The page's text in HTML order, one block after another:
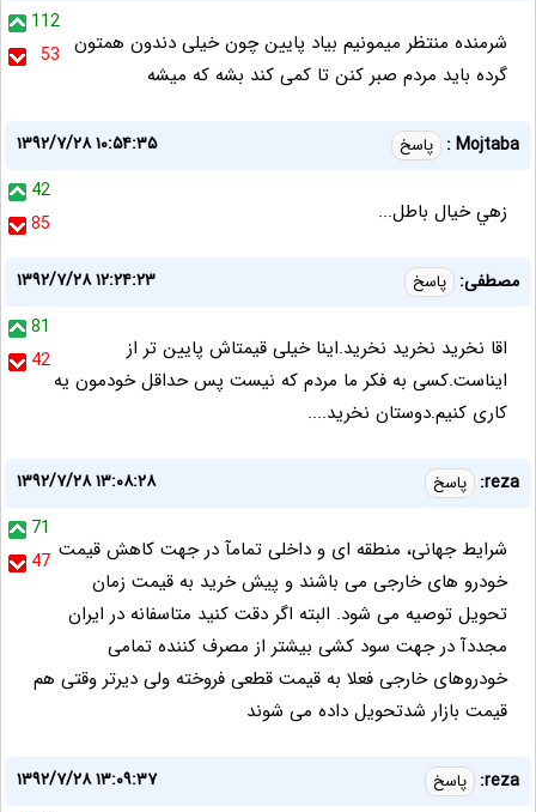
112
53 شرمنده منتظر میمونیم بیاد پایین چون خیلی دندون همتون
گرده باید مردم صبر کنن تا کمی کند بشه که میشه
Mojtaba : پاسخ
۱۳۹۲/۷/۲۸ ۱۰:۵۴:۳۵
42
85
زهي خيال باطل...
مصطفی: پاسخ
۱۳۹۲/۷/۲۸ ۱۲:۲۴:۲۳
81
42
اقا نخرید نخرید نخرید.اینا خیلی قیمتاش پایین تر از
ایناست.کسی به فکر ما مردم که نیست پس حداقل خودمون یه
کاری کنیم.دوستان نخرید....
reza: پاسخ
۱۳۹۲/۷/۲۸ ۱۳:۰۸:۲۸
71
47 شرایط جهانی، منطقه ای و داخلی تمامآ در جهت کاهش قیمت
خودرو های خارجی می باشند و پیش خرید به قیمت زمان
تحویل توصیه می شود. البته اگر دقت کنید متاسفانه در ایران
مجددآ در جهت سود کشی بیشتر از مصرف کننده تمامی
خودروهای خارجی فعلا به قیمت قطعی فروخته ولی دیرتر وقتی هم
قیمت بازار شدتحویل داده می شوند
reza: پاسخ
۱۳۹۲/۷/۲۸ ۱۳:۰۹:۳۷